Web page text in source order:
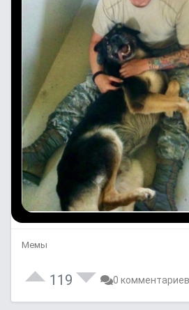
Мемы
119 0 комментариев